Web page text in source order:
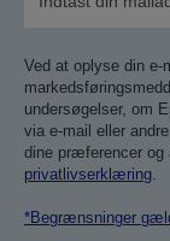
Ved at oplyse din
undersøgelser, om
via e-mail eller
dine præferencer
privatlivserklæring.
*Begrænsninger